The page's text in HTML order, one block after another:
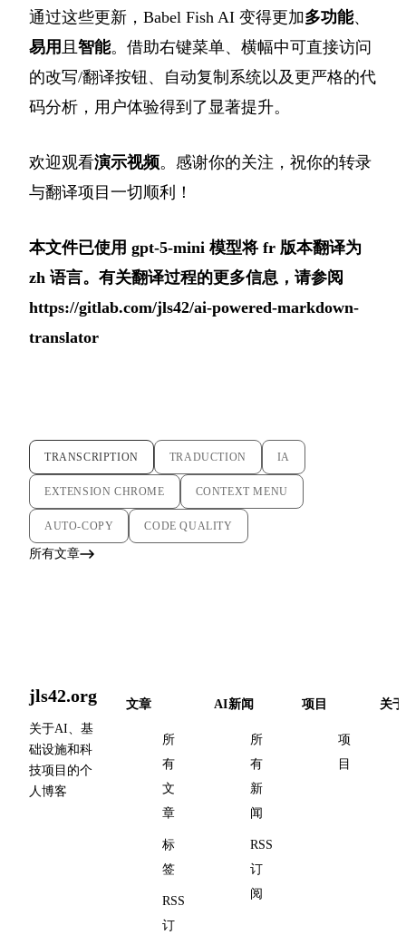
通过这些更新，Babel Fish AI 变得更加多功能、
易用 且 智能。借助右键菜单、横幅中可直接访问
的改写/翻译按钮、自动复制系统以及更严格的代
码分析，用户体验得到了显著提升。
欢迎观看演示视频。感谢你的关注，祝你的转录
与翻译项目一切顺利！
本文件已使用 gpt-5-mini 模型将 fr 版本翻译为
zh 语言。有关翻译过程的更多信息，请参阅
https://gitlab.com/jls42/ai-powered-markdown-
translator
TRANSCRIPTION TRADUCTION IA
EXTENSION CHROME CONTEXT MENU
AUTO-COPY CODE QUALITY
所有文章
jls42.org
关于AI、基
础设施和科
技项目的个
人博客
文章
所
有
文
章
标
签
RSS
订
AI新闻
所
有
新
闻
RSS
订
阅
项目
项
目
关于